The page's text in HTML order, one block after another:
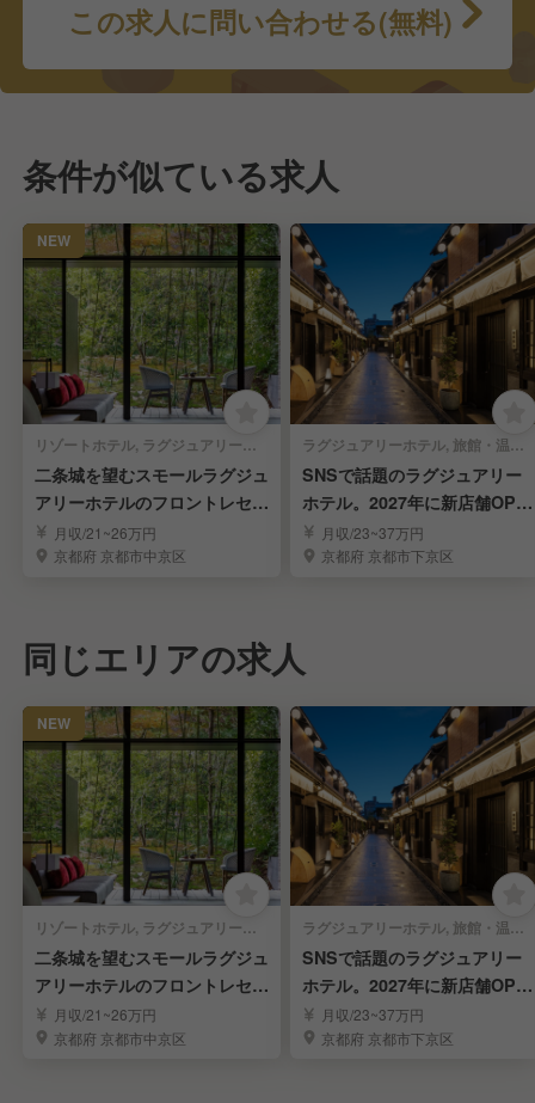
この求人に問い合わせる(無料)
条件が似ている求人
NEW
リゾートホテル, ラグジュアリーホテル | 宿泊部門 | フロントスタッフ
二条城を望むスモールラグジュ
アリーホテルのフロントレセプ
ションエージェント
月収/21~26万円
京都府 京都市中京区
ラグジュアリーホテル, 旅館・温泉 | 宿泊部門 | フロントスタッフ
SNSで話題のラグジュアリー
ホテル。2027年に新店舗OPE
N♪先行募集
月収/23~37万円
京都府 京都市下京区
同じエリアの求人
NEW
リゾートホテル, ラグジュアリーホテル | 宿泊部門 | フロントスタッフ
二条城を望むスモールラグジュ
アリーホテルのフロントレセプ
ションエージェント
月収/21~26万円
京都府 京都市中京区
ラグジュアリーホテル, 旅館・温泉 | 宿泊部門 | フロントスタッフ
SNSで話題のラグジュアリー
ホテル。2027年に新店舗OPE
N♪先行募集
月収/23~37万円
京都府 京都市下京区